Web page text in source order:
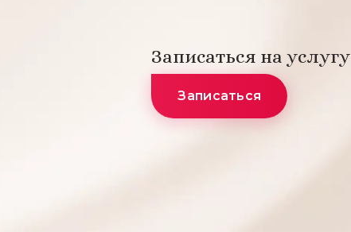
Записаться на услугу
Записаться